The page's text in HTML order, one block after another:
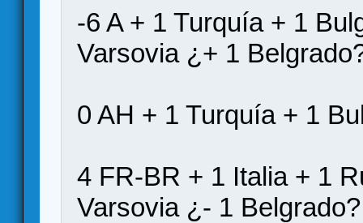
-6 A + 1 Turquía + 1
Varsovia ¿+ 1
0 AH + 1 Turquía + 1
4 FR-BR + 1 Italia + 1
Varsovia ¿- 1